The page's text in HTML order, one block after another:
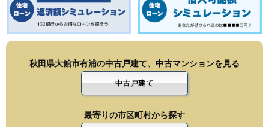
秋田県大館市有浦の中古戸建て、中古マンションを見る
中古戸建て
最寄りの市区町村から探す